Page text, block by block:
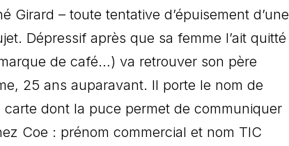
Girard – toute tentative d’épuisement d’une
Dépressif après que sa femme l’ait quitté
de café…) va retrouver son père
25 ans auparavant. Il porte le nom de
dont la puce permet de communiquer
Coe : prénom commercial et nom TIC